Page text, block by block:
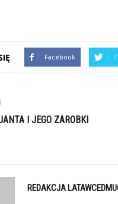
Facebook
I JEGO ZAROBKI
REDAKCJA